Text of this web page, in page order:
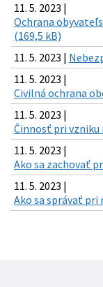
11. 5. 2023 |
Ochrana
(169,5 kB)
11. 5. 2023 |
11. 5. 2023 |
Civilná ochrana
11. 5. 2023 |
Činnosť pri vzniku
11. 5. 2023 |
Ako sa zachovať
11. 5. 2023 |
Ako sa správať